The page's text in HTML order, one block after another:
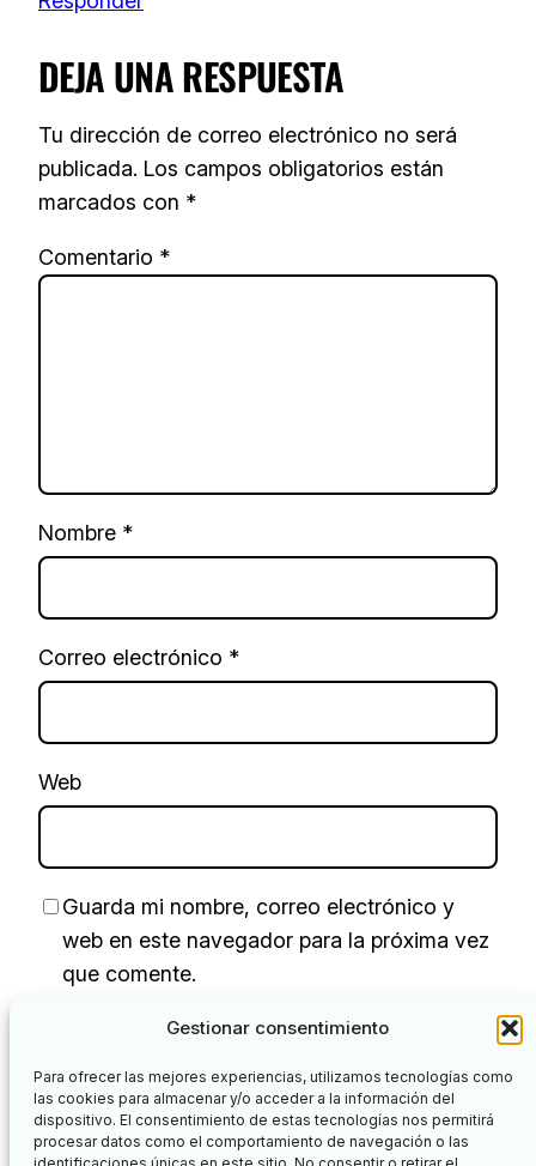
Gestionar consentimiento
Para ofrecer las mejores experiencias, utilizamos tecnologías como
las cookies para almacenar y/o acceder a la información del
dispositivo. El consentimiento de estas tecnologías nos permitirá
procesar datos como el comportamiento de navegación o las
DEJA UNA RESPUESTA
Tu dirección de correo electrónico no será
publicada. Los campos obligatorios están
marcados con *
Comentario *
Nombre *
Correo electrónico *
Web
Guarda mi nombre, correo electrónico y
web en este navegador para la próxima vez
que comente.